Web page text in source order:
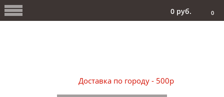
Доставка по городу - 500р
0
0 руб.